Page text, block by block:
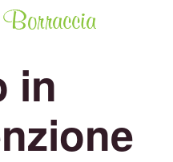
in